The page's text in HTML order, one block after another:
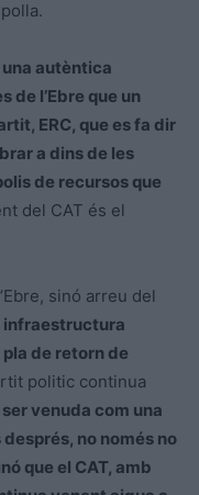
una autèntica
de l’Ebre que un
ERC, que es fa dir
a dins de les
de recursos que
del CAT és el
sinó arreu del
infraestructura
de retorn de
politic continua
venuda com una
no només no
que el CAT, amb